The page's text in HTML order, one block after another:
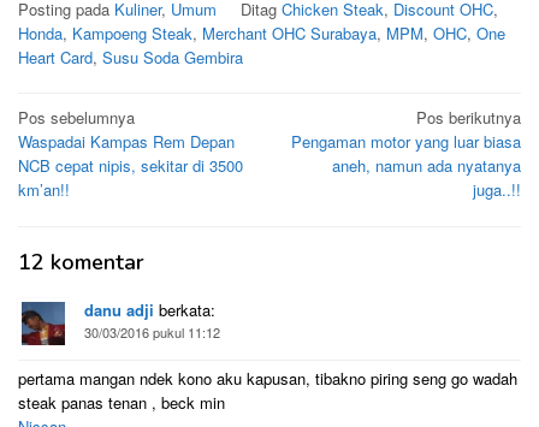
Posting pada Kuliner, Umum Ditag Chicken Steak, Discount OHC,
Honda, Kampoeng Steak, Merchant OHC Surabaya, MPM, OHC, One
Heart Card, Susu Soda Gembira
Navigasi
pos
Pos sebelumnya
Waspadai Kampas Rem Depan
NCB cepat nipis, sekitar di 3500
km’an!!
Pos berikutnya
Pengaman motor yang luar biasa
aneh, namun ada nyatanya
juga..!!
12 komentar
danu adji berkata:
30/03/2016 pukul 11:12
pertama mangan ndek kono aku kapusan, tibakno piring seng go wadah
steak panas tenan , beck min